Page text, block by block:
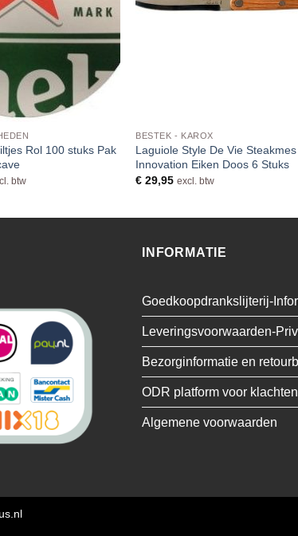
Rol 100 stuks Pak
btw
BESTEK - KAROX
Laguiole Style De Vie Steakmes
Innovation Eiken Doos 6 Stuks
€ 29,95 excl. btw
INFORMATIE
Goedkoopdrankslijterij-
Leveringsvoorwaarden-
Bezorginformatie en
ODR platform voor klachten
Algemene voorwaarden